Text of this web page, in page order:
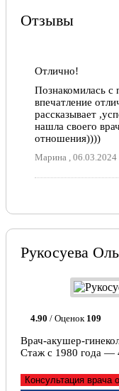
Отзывы
Отлично!
Познакомилась с
впечатление
рассказывает
нашла своего
отношения))))
Марина , 06.03.2024
Рукосуева
4.90 / Оценок 109
Врач-акушер-
Стаж с 1980 года —
Консультация врача